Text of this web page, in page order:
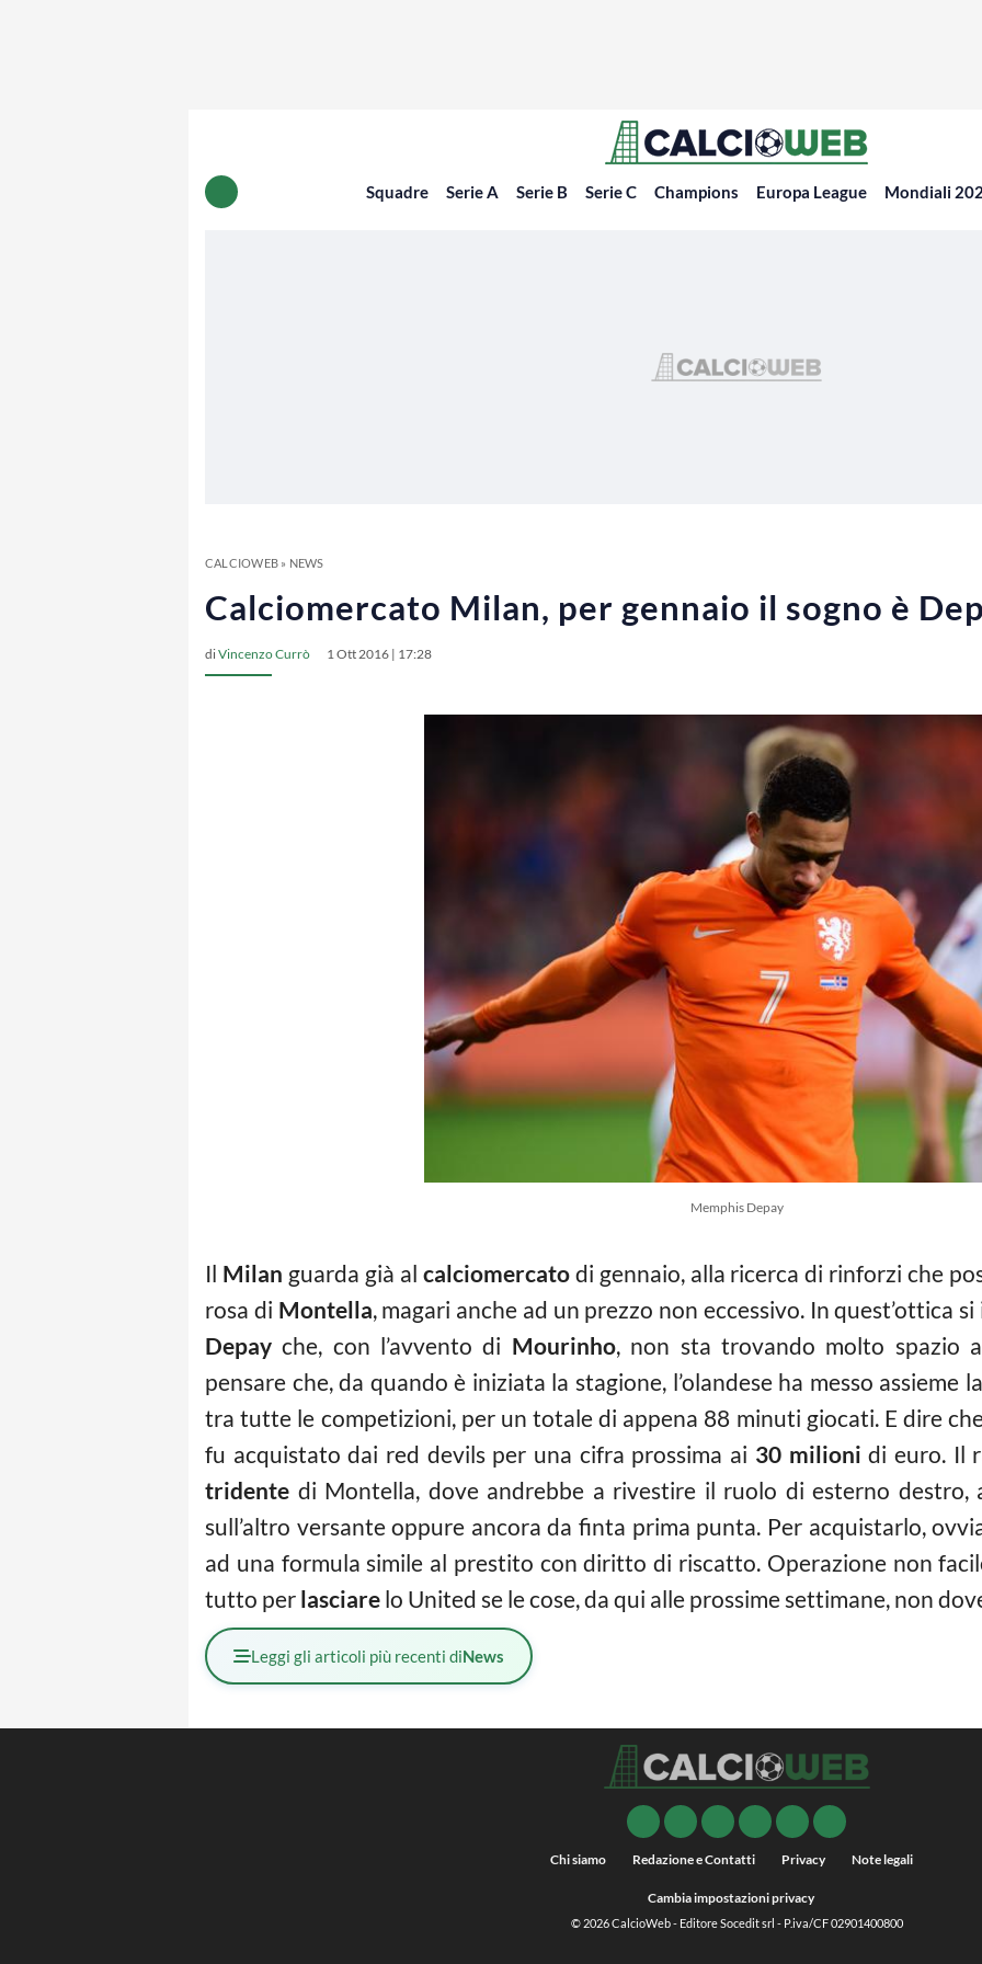
Squadre Serie A Serie B Serie C Champions Europa League Mondiali
CALCIOWEB» NEWS
Calciomercato Milan, per gennaio il sogno è
diVincenzo Currò 1 Ott 2016 | 17:28
Memphis Depay
Il Milan guarda già al calciomercatodi gennaio, alla ricerca di rinforzi che
rosa di Montella, magari anche ad un prezzo non eccessivo. In quest’ottica
Depay che, con l’avvento di Mourinho, non sta trovando molto spazio
pensare che, da quando è iniziata la stagione, l’olandese ha messo assieme
tra tutte le competizioni, per un totale di appena 88 minuti giocati. E dire
fu acquistato dai red devils per una cifra prossima ai 30 milioni di euro. Il
tridente di Montella, dove andrebbe a rivestire il ruolo di esterno destro,
sull’altro versante oppure ancora da finta prima punta. Per acquistarlo,
ad una formula simile al prestito con diritto di riscatto. Operazione non
tutto per lasciare lo United se le cose, da qui alle prossime settimane, non
Leggi gli articoli più recenti diNews
Chi siamo Redazione e Contatti Privacy Note legali
Cambia impostazioni privacy
© 2026CalcioWeb- Editore Socedit srl - P.iva/CF 02901400800